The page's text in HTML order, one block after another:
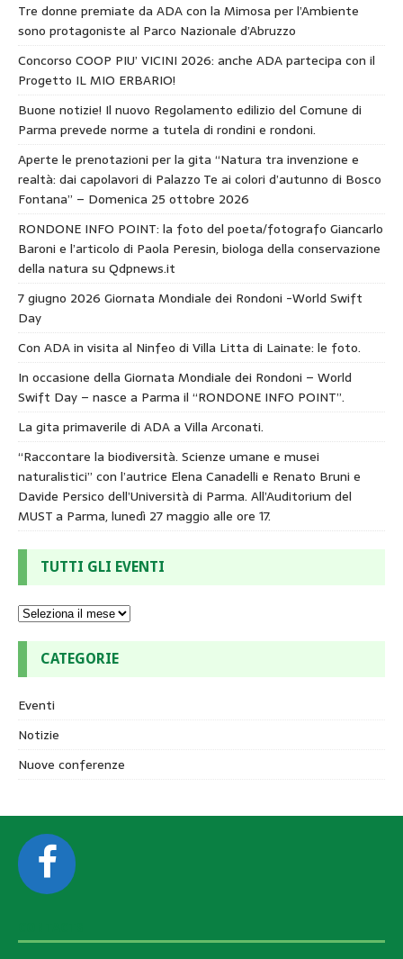
Tre donne premiate da ADA con la Mimosa per l’Ambiente
sono protagoniste al Parco Nazionale d’Abruzzo
Concorso COOP PIU’ VICINI 2026: anche ADA partecipa con il
Progetto IL MIO ERBARIO!
Buone notizie! Il nuovo Regolamento edilizio del Comune di
Parma prevede norme a tutela di rondini e rondoni.
Aperte le prenotazioni per la gita “Natura tra invenzione e
realtà: dai capolavori di Palazzo Te ai colori d’autunno di Bosco
Fontana” – Domenica 25 ottobre 2026
RONDONE INFO POINT: la foto del poeta/fotografo Giancarlo
Baroni e l’articolo di Paola Peresin, biologa della conservazione
della natura su Qdpnews.it
7 giugno 2026 Giornata Mondiale dei Rondoni -World Swift
Day
Con ADA in visita al Ninfeo di Villa Litta di Lainate: le foto.
In occasione della Giornata Mondiale dei Rondoni – World
Swift Day – nasce a Parma il “RONDONE INFO POINT”.
La gita primaverile di ADA a Villa Arconati.
“Raccontare la biodiversità. Scienze umane e musei
naturalistici” con l’autrice Elena Canadelli e Renato Bruni e
Davide Persico dell’Università di Parma. All’Auditorium del
MUST a Parma, lunedì 27 maggio alle ore 17.
TUTTI GLI EVENTI
CATEGORIE
Eventi
Notizie
Nuove conferenze